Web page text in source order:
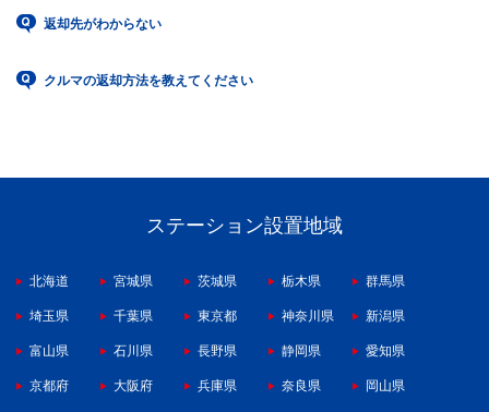
返却先がわからない
クルマの返却方法を教えてください
ステーション設置地域
北海道 宮城県 茨城県 栃木県 群馬県
埼玉県 千葉県 東京都 神奈川県 新潟県
富山県 石川県 長野県 静岡県 愛知県
京都府 大阪府 兵庫県 奈良県 岡山県